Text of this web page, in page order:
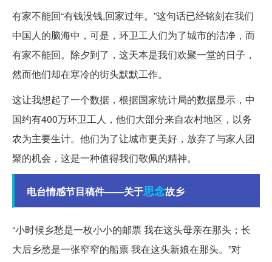
有家不能回“有钱没钱,回家过年。”这句话已经铭刻在我们
中国人的脑海中，可是，环卫工人们为了城市的洁净，而
有家不能回。除夕到了，这天本是我们欢聚一堂的日子，
然而他们却在寒冷的街头默默工作。
这让我想起了一个数据，根据国家统计局的数据显示，中
国约有400万环卫工人，他们大部分来自农村地区，以务
农为主要生计。他们为了让城市更美好，放弃了与家人团
聚的机会，这是一种值得我们敬佩的精神。
电台情感节目稿件——关于思念故乡
“小时候乡愁是一枚小小的邮票 我在这头母亲在那头；长
大后乡愁是一张窄窄的船票 我在这头新娘在那头。”对